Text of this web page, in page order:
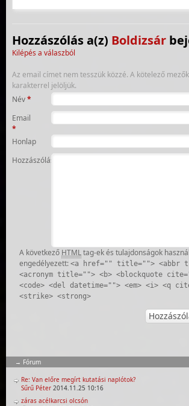
Hozzászólás a(z) Boldizsár
Kilépés a válaszból
Az email címet nem tesszük közzé. A kötelező
karakterrel jelöljük.
Név*
Email
*
Honlap
Hozzászólás
A következő HTMLtag-ek és tulajdonságok
engedélyezett: <a href="" title=""> <abbr
<acronym title=""> <b> <blockquote
<code> <del datetime=""> <em> <i> <q
<strike> <strong>
Fórum
Re: Van előre megírt kutatási naplótok?
Sűrű Péter 2014.11.25 10:16
záras acélkarcsi olcsón